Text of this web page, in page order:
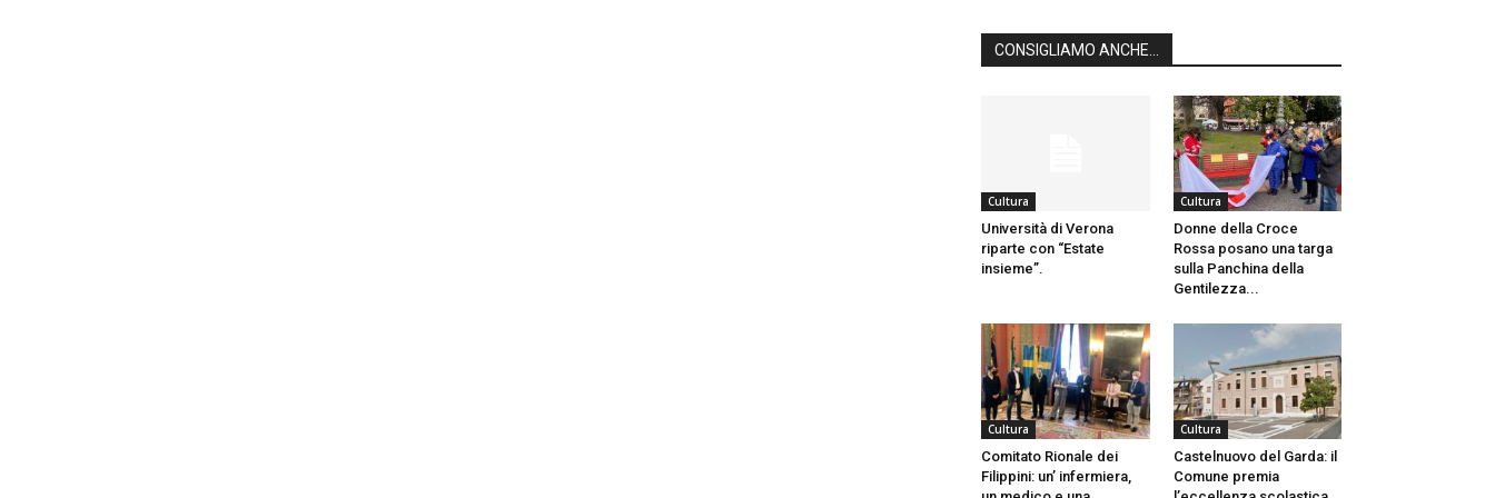
CONSIGLIAMO ANCHE...
Cultura
Università di Verona
riparte con “Estate
insieme”.
Cultura
Donne della Croce
Rossa posano una targa
sulla Panchina della
Gentilezza...
Cultura
Comitato Rionale dei
Filippini: un’ infermiera,
Cultura
Castelnuovo del Garda: il
Comune premia